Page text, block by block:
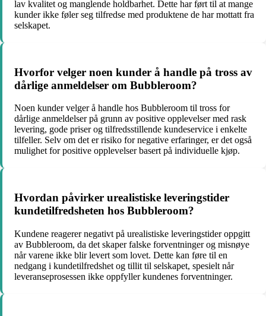
lav kvalitet og manglende holdbarhet. Dette har ført til at mange
kunder ikke føler seg tilfredse med produktene de har mottatt fra
selskapet.
Hvorfor velger noen kunder å handle på tross av
dårlige anmeldelser om Bubbleroom?
Noen kunder velger å handle hos Bubbleroom til tross for
dårlige anmeldelser på grunn av positive opplevelser med rask
levering, gode priser og tilfredsstillende kundeservice i enkelte
tilfeller. Selv om det er risiko for negative erfaringer, er det også
mulighet for positive opplevelser basert på individuelle kjøp.
Hvordan påvirker urealistiske leveringstider
kundetilfredsheten hos Bubbleroom?
Kundene reagerer negativt på urealistiske leveringstider oppgitt
av Bubbleroom, da det skaper falske forventninger og misnøye
når varene ikke blir levert som lovet. Dette kan føre til en
nedgang i kundetilfredshet og tillit til selskapet, spesielt når
leveranseprosessen ikke oppfyller kundenes forventninger.